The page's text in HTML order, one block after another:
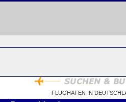
FLUGHAFEN IN